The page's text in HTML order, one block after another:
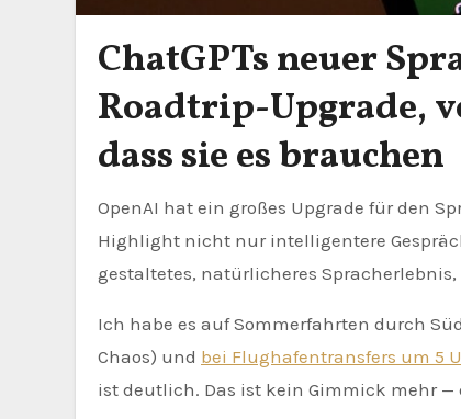
ChatGPTs neuer
Roadtrip-Upgrade,
dass sie es brauchen
OpenAI hat ein großes Upgrade für den Sprachmodus von ChatGPT ausgerollt — und für Reisende ist das
Highlight nicht nur intelligentere
gestaltetes, natürlicheres
Ich habe es auf Sommerfahrten durch
Chaos) und bei Flughafentransfers um 5
ist deutlich. Das ist kein Gimmick mehr —